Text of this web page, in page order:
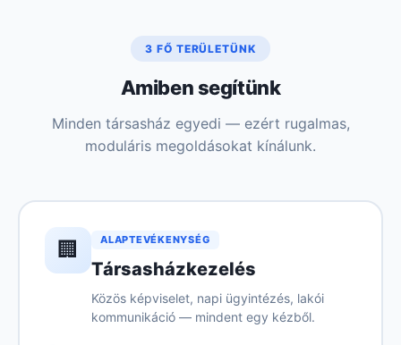
3 FŐ TERÜLETÜNK
Amiben segítünk
Minden társasház egyedi — ezért rugalmas,
moduláris megoldásokat kínálunk.
🏢 ALAPTEVÉKENYSÉG
Társasházkezelés
Közös képviselet, napi ügyintézés, lakói
kommunikáció — mindent egy kézből.